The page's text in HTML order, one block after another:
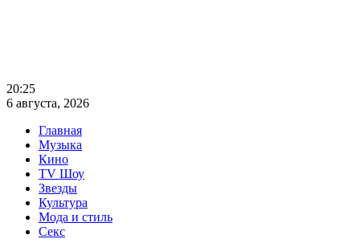
20:25
6 августа, 2026
Главная
Музыка
Кино
TV Шоу
Звезды
Культура
Мода и стиль
Секс